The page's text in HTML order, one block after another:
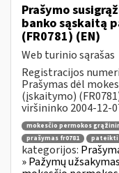
Prašymo
banko sąskaitą
(FR0781) (EN)
Web turinio sąrašas
Registracijos
Prašymas dėl
(įskaitymo)
viršininko 2004-12-
mokesčio permokos
prašymas fr0781
pateikti
kategorijos:
» Pažymų